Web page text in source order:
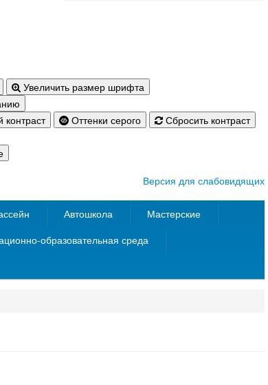
Увеличить размер шрифта
Оттенки серого
Сбросить контраст
Версия для слабовидящих
Автошкола
Мастерские
образовательная среда